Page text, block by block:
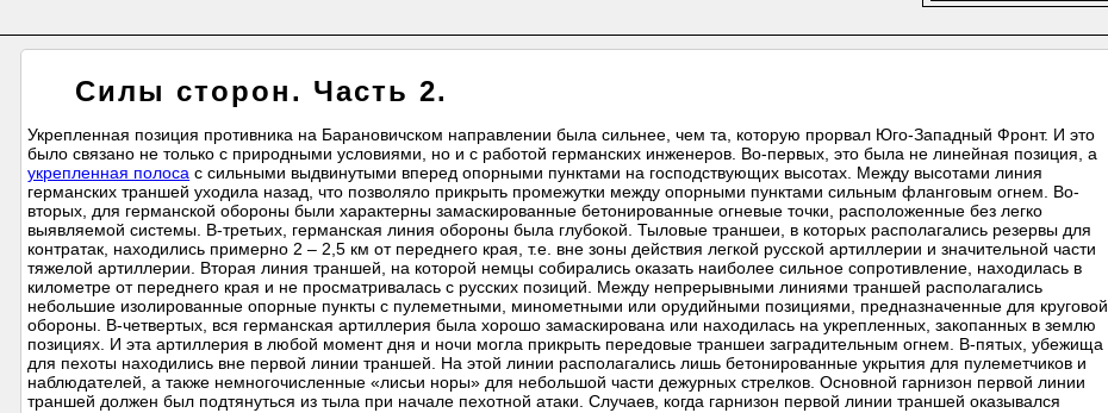
Силы сторон. Часть 2.
Укрепленная позиция противника на Барановичском направлении была сильнее, чем та, которую прорвал Юго-Западный Фронт. И это
было связано не только с природными условиями, но и с работой германских инженеров. Во-первых, это была не линейная позиция, а
укрепленная полоса с сильными выдвинутыми вперед опорными пунктами на господствующих высотах. Между высотами линия
германских траншей уходила назад, что позволяло прикрыть промежутки между опорными пунктами сильным фланговым огнем. Во-
вторых, для германской обороны были характерны замаскированные бетонированные огневые точки, расположенные без легко
выявляемой системы. В-третьих, германская линия обороны была глубокой. Тыловые траншеи, в которых располагались резервы для
контратак, находились примерно 2 – 2,5 км от переднего края, т.е. вне зоны действия легкой русской артиллерии и значительной части
тяжелой артиллерии. Вторая линия траншей, на которой немцы собирались оказать наиболее сильное сопротивление, находилась в
километре от переднего края и не просматривалась с русских позиций. Между непрерывными линиями траншей располагались
небольшие изолированные опорные пункты с пулеметными, минометными или орудийными позициями, предназначенные для круговой
обороны. В-четвертых, вся германская артиллерия была хорошо замаскирована или находилась на укрепленных, закопанных в землю
позициях. И эта артиллерия в любой момент дня и ночи могла прикрыть передовые траншеи заградительным огнем. В-пятых, убежища
для пехоты находились вне первой линии траншей. На этой линии располагались лишь бетонированные укрытия для пулеметчиков и
наблюдателей, а также немногочисленные «лисьи норы» для небольшой части дежурных стрелков. Основной гарнизон первой линии
траншей должен был подтянуться из тыла при начале пехотной атаки. Случаев, когда гарнизон первой линии траншей оказывался